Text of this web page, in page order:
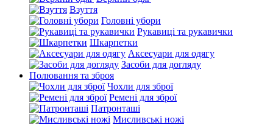
Взуття
Головні убори
Рукавиці та рукавички
Шкарпетки
Аксесуари для одягу
Засоби для догляду
Полювання та зброя
Чохли для зброї
Ремені для зброї
Патронташі
Мисливські ножі